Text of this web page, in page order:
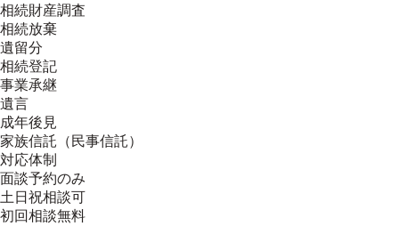
相続財産調査
相続放棄
遺留分
相続登記
事業承継
遺言
成年後見
家族信託（民事信託）
対応体制
面談予約のみ
土日祝相談可
初回相談無料